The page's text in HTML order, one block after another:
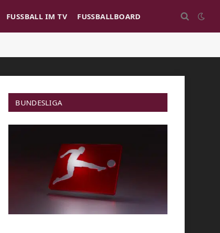
FUSSBALL IM TV FUSSBALLBOARD
BUNDESLIGA